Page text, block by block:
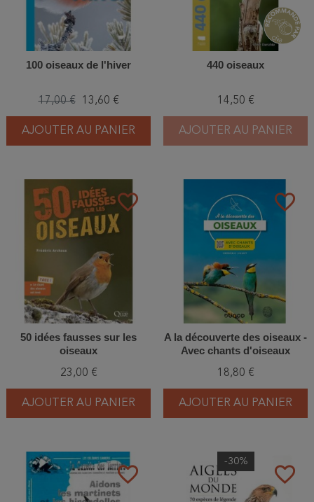
100 oiseaux de l'hiver
17,00 € 13,60 €
AJOUTER AU PANIER
440 oiseaux
14,50 €
AJOUTER AU PANIER
favorite_border
50 idées fausses sur les
oiseaux
23,00 €
AJOUTER AU PANIER
favorite_border
A la découverte des oiseaux -
Avec chants d'oiseaux
18,80 €
AJOUTER AU PANIER
favorite_border favorite_border
-30%